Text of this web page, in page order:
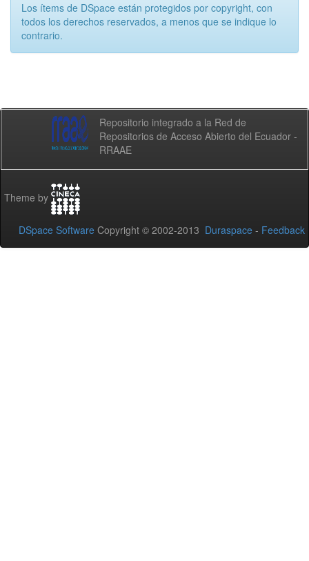
Los ítems de DSpace están protegidos por copyright, con
todos los derechos reservados, a menos que se indique lo
contrario.
Repositorio integrado a la Red de
Repositorios de Acceso Abierto del Ecuador -
RRAAE
Theme by
DSpace Software Copyright © 2002-2013 Duraspace - Feedback